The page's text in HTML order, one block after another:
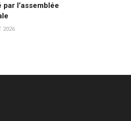
par l’assemblée
2026